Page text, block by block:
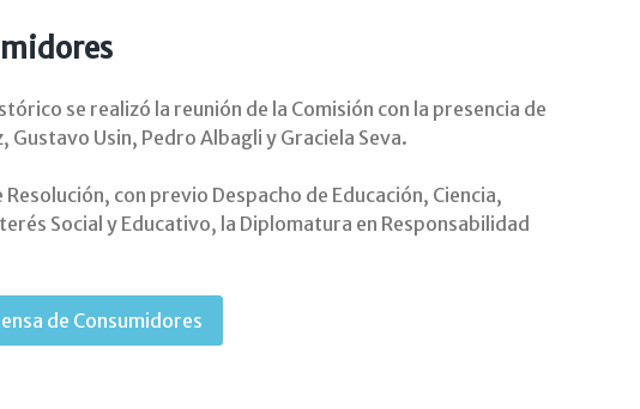
se realizó la reunión de la Comisión con la presencia de
Gustavo Usin, Pedro Albagli y Graciela Seva.
con previo Despacho de Educación, Ciencia,
Social y Educativo, la Diplomatura en Responsabilidad
de Consumidores